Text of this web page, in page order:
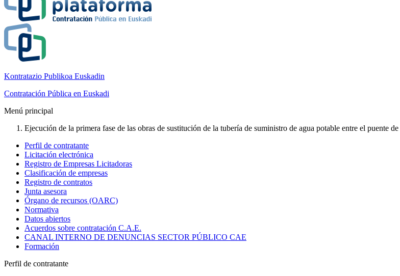
Kontratazio Publikoa Euskadin
Contratación Pública en Euskadi
Menú principal
Ejecución de la primera fase de las obras de sustitución de la tubería de suministro de agua potable entre el
Perfil de contratante
Licitación electrónica
Registro de Empresas Licitadoras
Clasificación de empresas
Registro de contratos
Junta asesora
Órgano de recursos (OARC)
Normativa
Datos abiertos
Acuerdos sobre contratación C.A.E.
CANAL INTERNO DE DENUNCIAS SECTOR PÚBLICO CAE
Formación
Perfil de contratante